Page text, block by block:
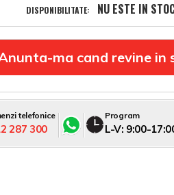
DISPONIBILITATE: NU ESTE IN
ma cand revine in
telefonice
287 300
Program
L-V: 9:00-